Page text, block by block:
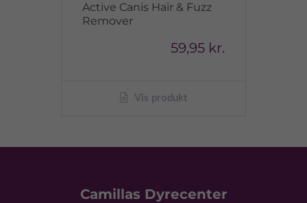
Active Canis Hair & Fuzz
Remover
59,95 kr.
Vis produkt
Camillas Dyrecenter